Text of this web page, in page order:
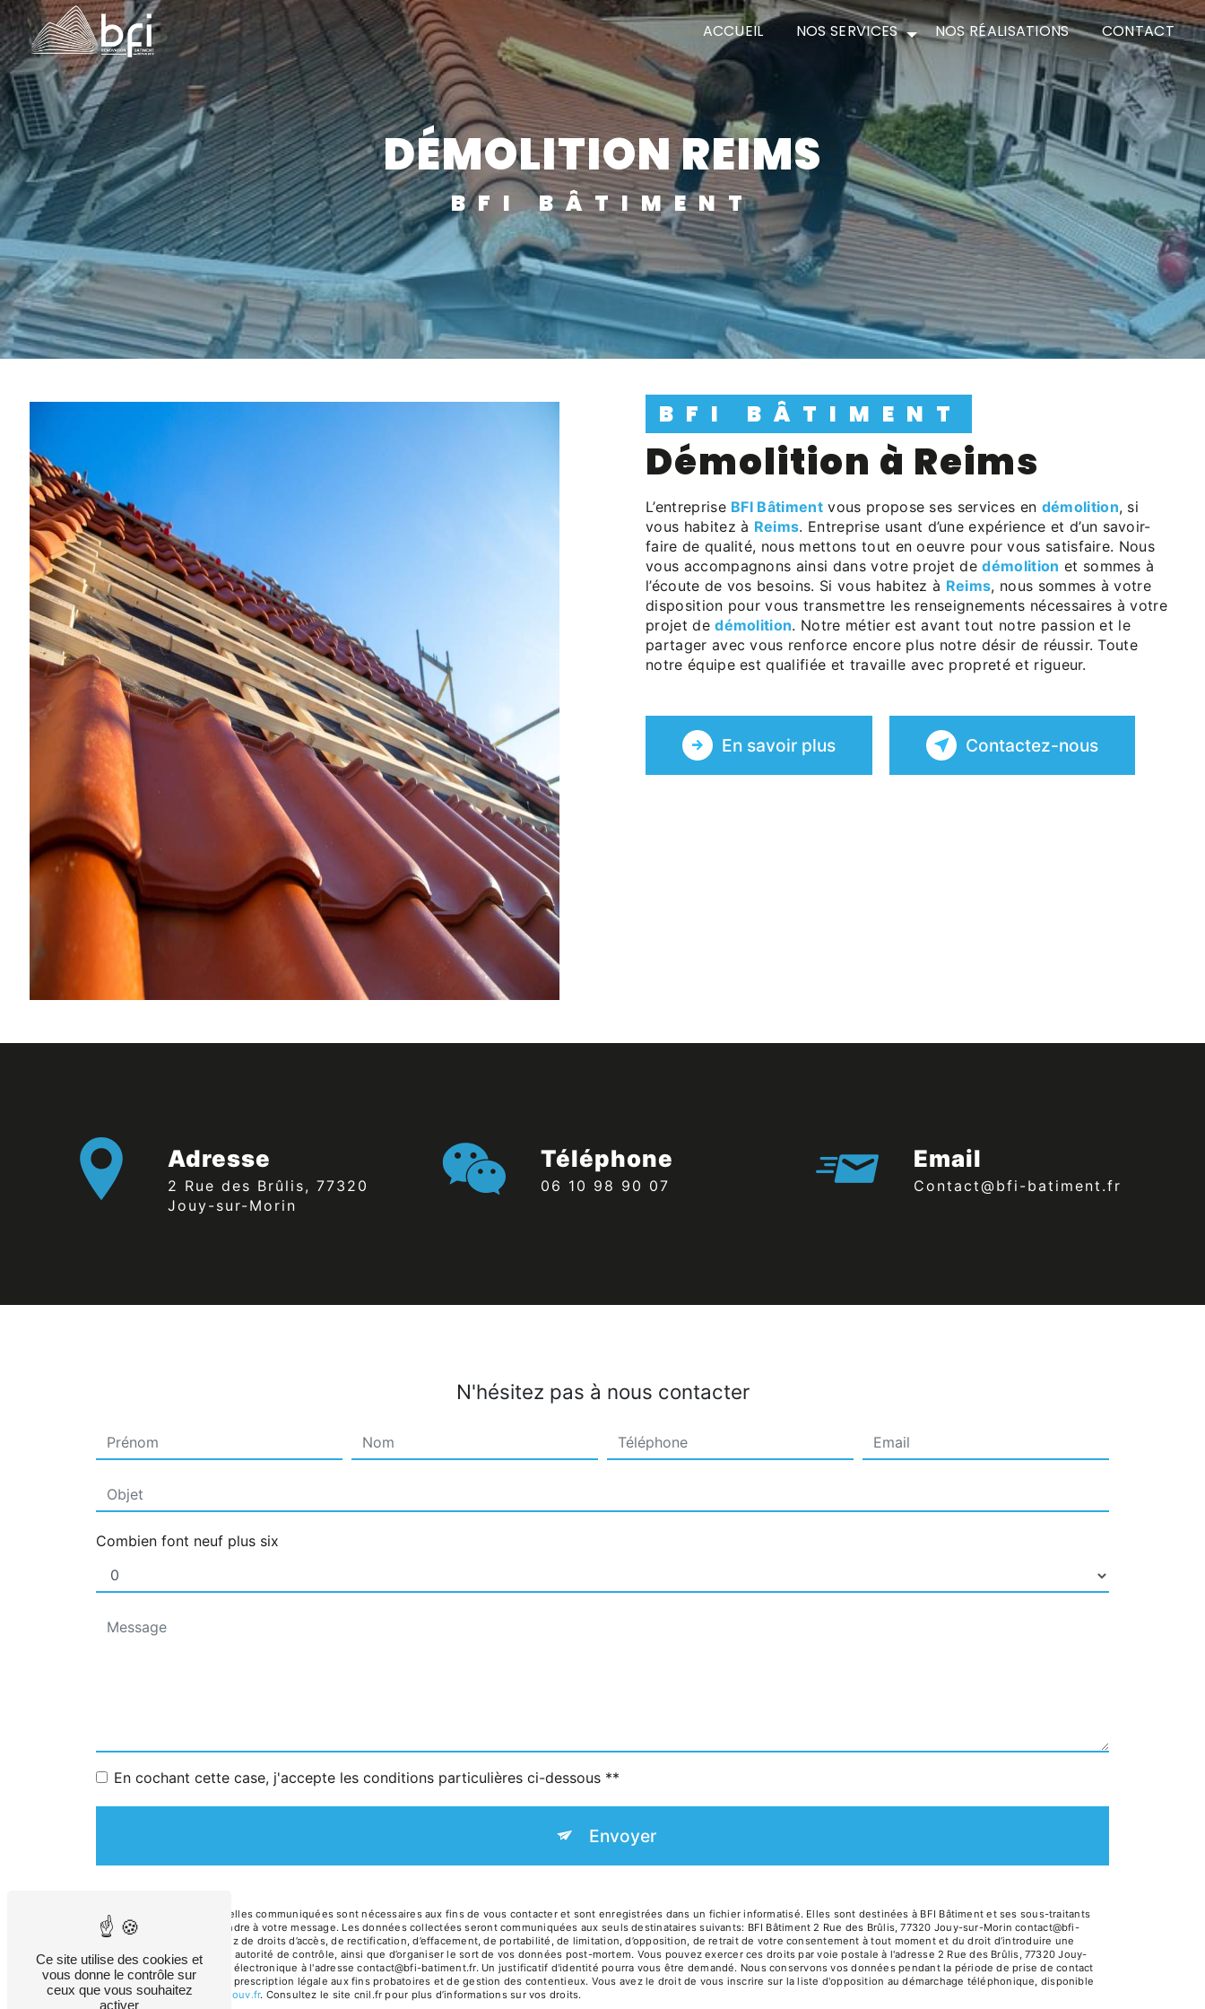
ACCUEIL NOS SERVICES NOS RÉALISATIONS CONTACT
DÉMOLITION REIMS
BFI BÂTIMENT
BFI BÂTIMENT
démolition à Reims
L’entreprise BFI Bâtiment vous propose ses services en démolition, si
vous habitez à Reims. Entreprise usant d’une expérience et d’un savoir-
faire de qualité, nous mettons tout en oeuvre pour vous satisfaire. Nous
vous accompagnons ainsi dans votre projet dedémolition et sommes à
l’écoute de vos besoins. Si vous habitez à Reims, nous sommes à votre
disposition pour vous transmettre les renseignements nécessaires à votre
projet dedémolition. Notre métier est avant tout notre passion et le
partager avec vous renforce encore plus notre désir de réussir. Toute
notre équipe est qualifiée et travaille avec propreté et rigueur.
En savoir plus Contactez-nous
Adresse
2 Rue des Brûlis, 77320
Jouy-sur-Morin
Téléphone
06 10 98 90 07
Email
contact@bfi-batiment.fr
N'hésitez pas à nous contacter
Combien font neuf plus six
En cochant cette case, j'accepte les conditions particulières ci-dessous **
Envoyer
** Les données personnelles communiquées sont nécessaires aux fins de vous contacter et sont enregistrées dans un fichier informatisé. Elles sont destinées à BFI Bâtiment et ses sous-traitants
dans le seul but de répondre à votre message. Les données collectées seront communiquées aux seuls destinataires suivants: BFI Bâtiment 2 Rue des Brûlis, 77320 Jouy-sur-Morin contact@bfi-
batiment.fr. Vous disposez de droits d’accès, de rectification, d’effacement, de portabilité, de limitation, d’opposition, de retrait de votre consentement à tout moment et du droit d’introduire une
réclamation auprès d’une autorité de contrôle, ainsi que d’organiser le sort de vos données post-mortem. Vous pouvez exercer ces droits par voie postale à l'adresse 2 Rue des Brûlis, 77320 Jouy-
sur-Morin ou par courrier électronique à l'adresse contact@bfi-batiment.fr. Un justificatif d'identité pourra vous être demandé. Nous conservons vos données pendant la période de prise de contact
puis pendant la durée de prescription légale aux fins probatoires et de gestion des contentieux. Vous avez le droit de vous inscrire sur la liste d'opposition au démarchage téléphonique, disponible
à cette adresse:
Bloctel.gouv.fr. Consultez le site cnil.fr pour plus d’informations sur vos droits.
Panneau de gestion des cookies
Ce site utilise des cookies et
vous donne le contrôle sur
ceux que vous souhaitez
activer